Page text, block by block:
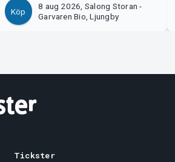
Köp
8 aug 2026, Salong Storan -
Garvaren Bio, Ljungby
Tickster